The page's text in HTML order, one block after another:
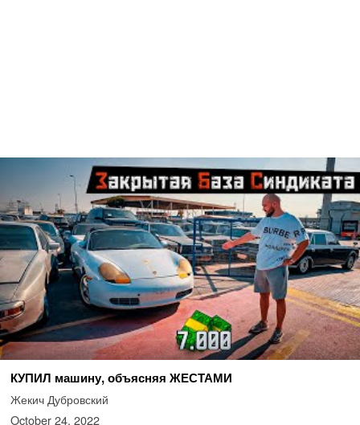
КУПИЛ машину, объясняя ЖЕСТАМИ
Жекич Дубровский
October 24, 2022